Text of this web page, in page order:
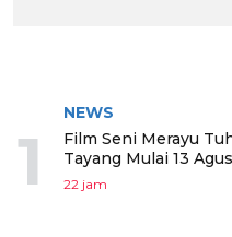
1
NEWS
Film Seni Merayu
Tayang Mulai 13
22 jam